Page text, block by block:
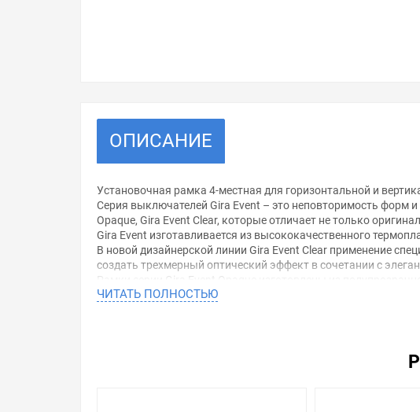
ОПИСАНИЕ
Установочная рамка 4-местная для горизонтальной и
Серия выключателей Gira Event – это неповторимость форм
Opaque, Gira Event Clear, которые отличает не только
Gira Event изготавливается из высококачественного
В новой дизайнерской линии Gira Event Clear применение
создать трехмерный оптический эффект в сочетании с
Рамки серии Gira Event Opaque изготовлены из
насыщенным. Оригинальная форма рамки лишь усиливает
Обращаем Ваше внимание, что размещенная на данном
необходимо уточнить у менеджеров, которые с
ЧИТАТЬ ПОЛНОСТЬЮ